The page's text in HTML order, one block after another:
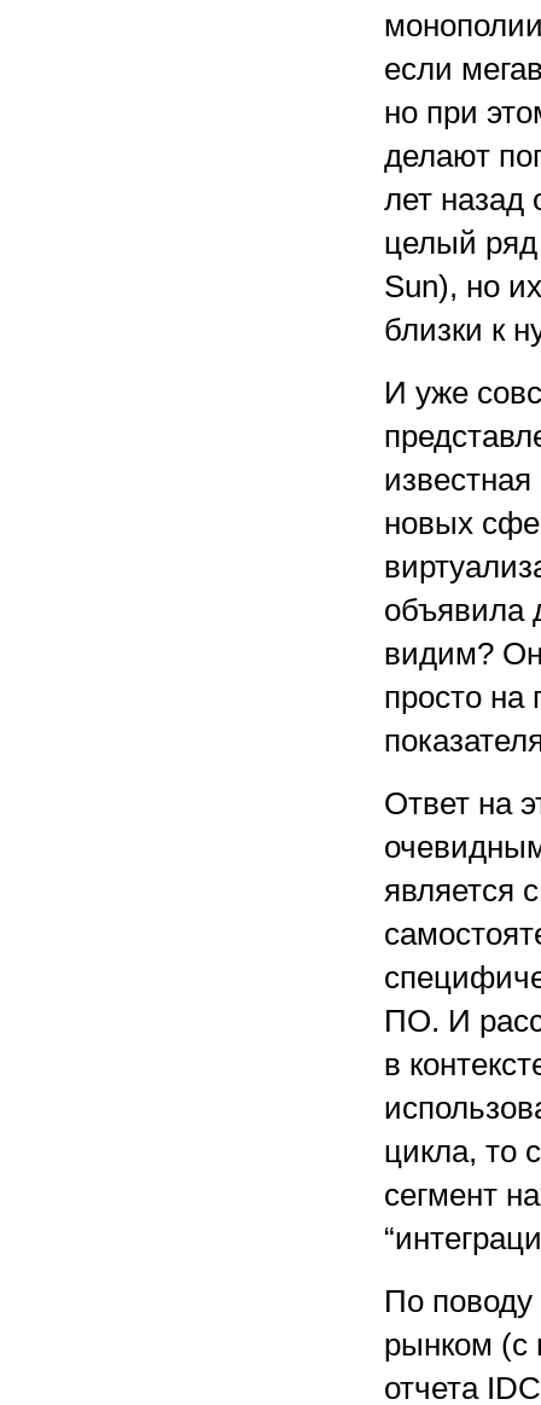
если
но при
делают
лет назад
целый
Sun), но
близки к
И уже
новых
объявила
видим?
просто на
Ответ на
является
ПО. И
в
цикла, то
сегмент
По поводу
рынком (с
отчета